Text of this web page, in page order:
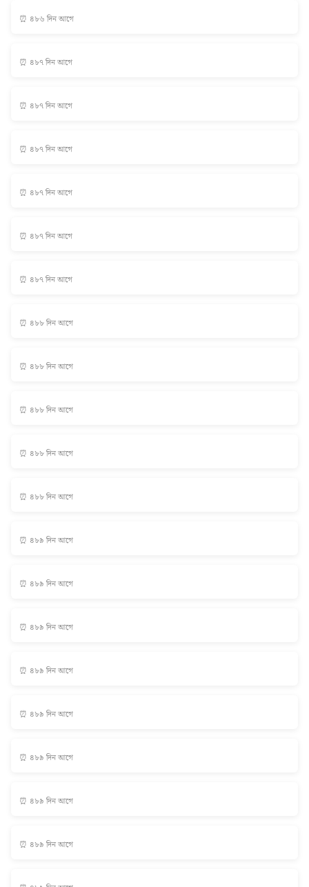
⏰ ৪৮৬ দিন আগে
⏰ ৪৮৭ দিন আগে
⏰ ৪৮৭ দিন আগে
⏰ ৪৮৭ দিন আগে
⏰ ৪৮৭ দিন আগে
⏰ ৪৮৭ দিন আগে
⏰ ৪৮৭ দিন আগে
⏰ ৪৮৮ দিন আগে
⏰ ৪৮৮ দিন আগে
⏰ ৪৮৮ দিন আগে
⏰ ৪৮৮ দিন আগে
⏰ ৪৮৮ দিন আগে
⏰ ৪৮৯ দিন আগে
⏰ ৪৮৯ দিন আগে
⏰ ৪৮৯ দিন আগে
⏰ ৪৮৯ দিন আগে
⏰ ৪৮৯ দিন আগে
⏰ ৪৮৯ দিন আগে
⏰ ৪৮৯ দিন আগে
⏰ ৪৮৯ দিন আগে